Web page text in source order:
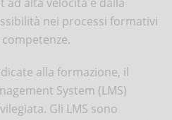
nei processi formativi
alla formazione, il
System (LMS)
Gli LMS sono